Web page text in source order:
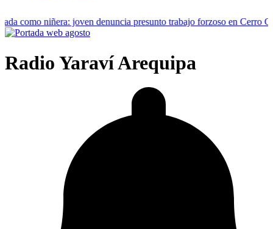
como niñera: joven denuncia presunto trabajo forzoso en Cerro
Radio Yaraví Arequipa